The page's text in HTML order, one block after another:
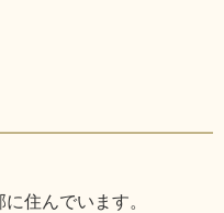
住んでいます。